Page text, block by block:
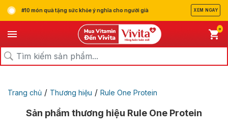
#10 món quà tặng sức khỏe ý nghĩa cho người già XEM NGAY
0
Trang chủ / Thương hiệu / Rule One Protein
Sản phẩm thương hiệu Rule One Protein